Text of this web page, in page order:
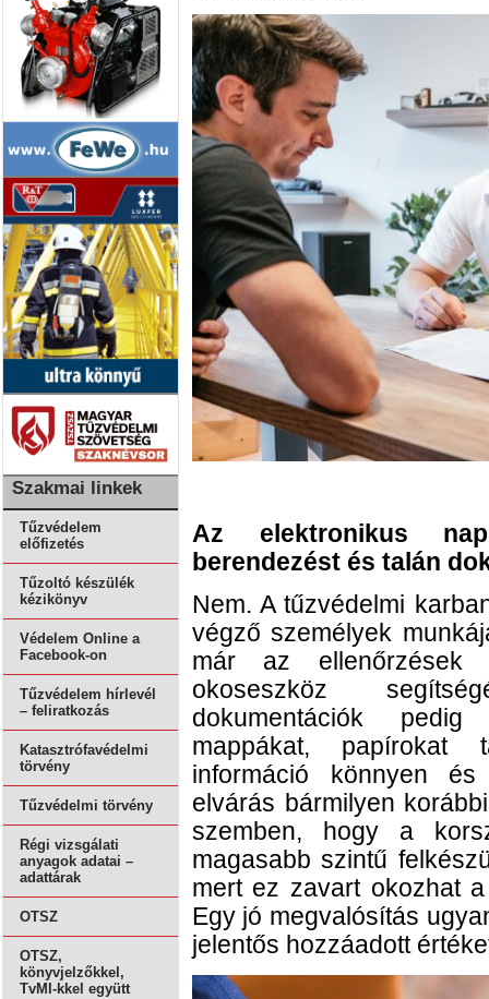
Szakmai linkek
Tűzvédelem
előfizetés
Tűzoltó készülék
kézikönyv
Védelem Online a
Facebook-on
Tűzvédelem hírlevél
– feliratkozás
Katasztrófavédelmi
törvény
Tűzvédelmi törvény
Régi vizsgálati
anyagok adatai –
adattárak
OTSZ
OTSZ,
könyvjelzőkkel,
TvMI-kkel együtt
Az elektronikus
berendezést és talán
Nem. A tűzvédelmi
végző személyek
már az ellenőrzések
okoseszköz
dokumentációk
mappákat, papírokat
információ könnyen
elvárás bármilyen
szemben, hogy a
magasabb szintű
mert ez zavart okozhat
Egy jó megvalósítás
jelentős hozzáadott